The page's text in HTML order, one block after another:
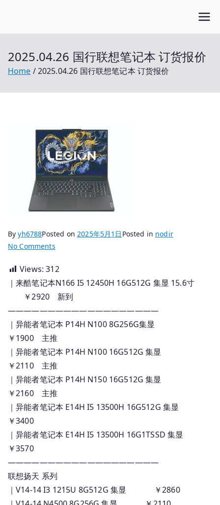
2025.04.26 国行联想笔记本 订货报价
Home 2025.04.26 国行联想笔记本 订货报价
Byyh6788Posted on2025年5月1日 Posted in nodir
No Commentson
国
行
联
笔
本
订
货
报
价
Views: 312
｜来酷笔记本N166 I5 12450H 16G512G 集显 15.6寸
￥2920 新到
———————————————————
｜异能者笔记本 P14H N100 8G256G集显
￥1900 主推
｜异能者笔记本 P14H N100 16G512G 集显
￥2110 主推
｜异能者笔记本 P14H N150 16G512G 集显
￥2160 主推
｜异能者笔记本 E14H I5 13500H 16G512G 集显
￥3400
｜异能者笔记本 E14H I5 13500H 16G1TSSD 集显
￥3570
———————————————————
联想扬天 系列
｜V14-14 I3 1215U 8G512G 集显 ￥2860